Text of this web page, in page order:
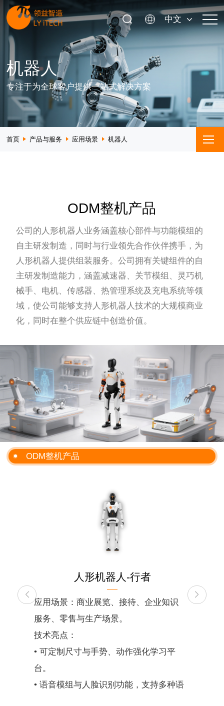
中文
机器人
专注于为全球客户提供一站式解决方案
首页 产品与服务 应用场景 机器人
ODM整机产品
公司的人形机器人业务涵盖核心部件与功能模组的
自主研发制造，同时与行业领先合作伙伴携手，为
人形机器人提供组装服务。公司拥有关键组件的自
主研发制造能力，涵盖减速器、关节模组、灵巧机
械手、电机、传感器、热管理系统及充电系统等领
域，使公司能够支持人形机器人技术的大规模商业
化，同时在整个供应链中创造价值。
ODM整机产品
人形机器人-行者
应用场景：商业展览、接待、企业知识
服务、零售与生产场景。
技术亮点：
• 可定制尺寸与手势、动作强化学习平
台。
• 语音模组与人脸识别功能，支持多种语